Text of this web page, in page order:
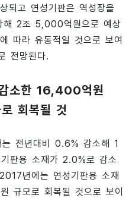
고 연성기판은 역성장을
해 2조 5,000억원으로 예상
따라 유동적일 것으로 보여
전망된다.
소한 16,400억원
회복될 것
전년대비 0.6% 감소해 1
판용 소재가 2.0%로 감소
년에는 연성기판용 소재
규모로 회복될 것으로 보이